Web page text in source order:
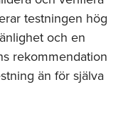
testningen hög
och en
rekommendation
än för själva